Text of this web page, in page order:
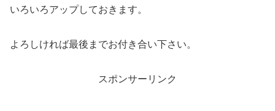
いろいろアップしておきます。
よろしければ最後までお付き合い下さい。
スポンサーリンク